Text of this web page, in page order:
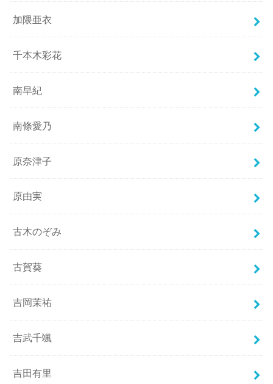
加隈亜衣
千本木彩花
南早紀
南條愛乃
原奈津子
原由実
古木のぞみ
古賀葵
吉岡茉祐
吉武千颯
吉田有里